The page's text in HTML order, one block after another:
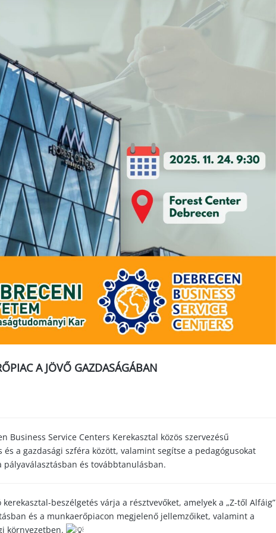
A JÖVŐ GAZDASÁGÁBAN
Business Service Centers Kerekasztal közös szervezésű
a gazdasági szféra között, valamint segítse a pedagógusokat
és továbbtanulásban.
beszélgetés várja a résztvevőket, amelyek a „Z-től Alfáig”
és a munkaerőpiacon megjelenő jellemzőiket, valamint a
környezetben.